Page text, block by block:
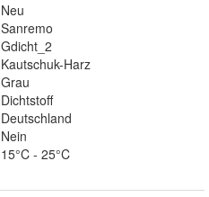
Neu
Sanremo
Gdicht_2
Kautschuk-Harz
Grau
Dichtstoff
Deutschland
Nein
15°C - 25°C